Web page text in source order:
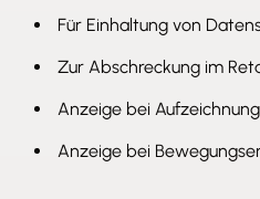
Für Einhaltung von
Zur Abschreckung im
Anzeige bei
Anzeige bei